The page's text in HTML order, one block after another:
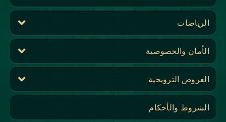
الرياضات
الأمان والخصوصية
العروض الترويجية
الشروط والأحكام